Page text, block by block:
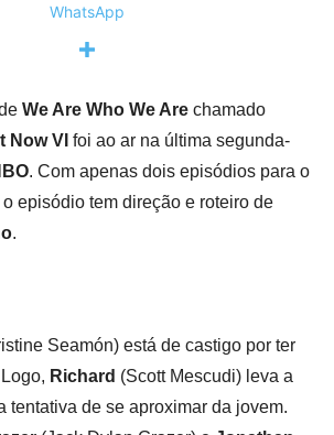
WhatsApp
We Are Who We Are chamado
Now VI foi ao ar na última segunda-
. Com apenas dois episódios para o
episódio tem direção e roteiro de
.
Seamón) está de castigo por ter
Richard (Scott Mescudi) leva a
tentativa de se aproximar da jovem.